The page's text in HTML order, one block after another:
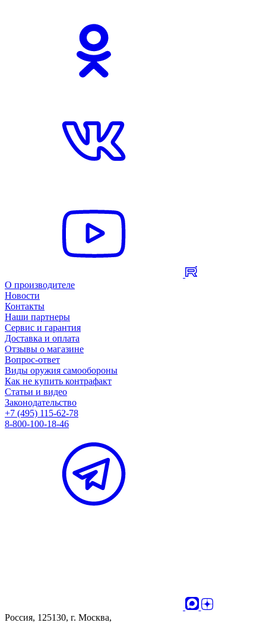
О производителе
Новости
Контакты
Наши партнеры
Сервис и гарантия
Доставка и оплата
Отзывы о магазине
Вопрос-ответ
Виды оружия самообороны
Как не купить контрафакт
Статьи и видео
Законодательство
+7 (495) 115-62-78
8-800-100-18-46
Россия, 125130, г. Москва,